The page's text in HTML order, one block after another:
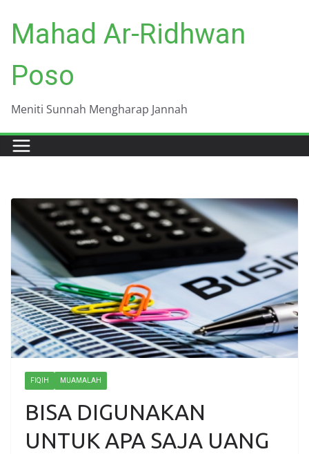
content
Mahad Ar-Ridhwan
Poso
Meniti Sunnah Mengharap Jannah
FIQIH MUAMALAH
BISA DIGUNAKAN
UNTUK APA SAJA UANG